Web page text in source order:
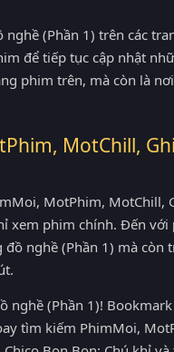
(Phần 1) trên các
để tiếp tục cập nhật
phim trên, mà còn là
MotChill,
MotPhim, MotChill,
xem phim chính. Đến với
nghề (Phần 1) mà còn
(Phần 1)!
tìm kiếm PhimMoi,